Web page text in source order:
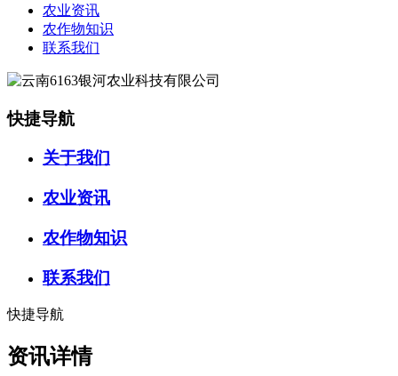
农业资讯
农作物知识
联系我们
快捷导航
关于我们
农业资讯
农作物知识
联系我们
快捷导航
资讯详情